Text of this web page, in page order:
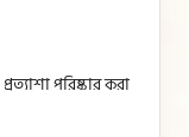
পরিষ্কার করা